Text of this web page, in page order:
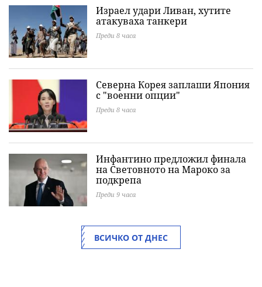
Израел удари Ливан, хутите
атакуваха танкери
Преди 8 часа
Северна Корея заплаши Япония
с "военни опции"
Преди 8 часа
Инфантино предложил финала
на Световното на Мароко за
подкрепа
Преди 9 часа
ВСИЧКО ОТ ДНЕС